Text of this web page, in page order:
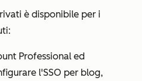
è disponibile per i
Professional ed
l'SSO per blog,